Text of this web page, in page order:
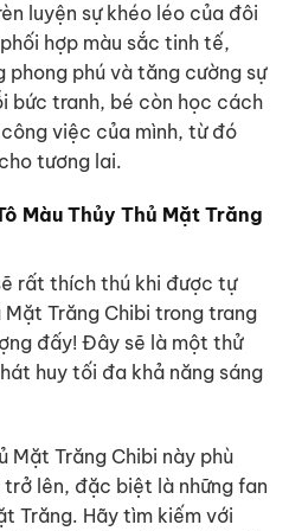
luyện sự khéo léo của đôi
hợp màu sắc tinh tế,
phú và tăng cường sự
bức tranh, bé còn học cách
việc của mình, từ đó
tương lai.
Màu Thủy Thủ Mặt Trăng
rất thích thú khi được tự
Trăng Chibi trong trang
đấy! Đây sẽ là một thử
huy tối đa khả năng sáng
Mặt Trăng Chibi này phù
lên, đặc biệt là những fan
Trăng. Hãy tìm kiếm với